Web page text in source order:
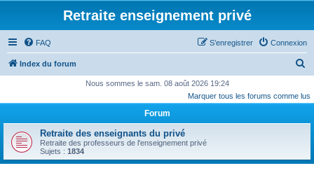
Retraite enseignement privé
FAQ Connexion
S’enregistrer
Index du forum
c
c
Nous sommes le sam. 08 août 2026 19:24
Marquer tous les forums comme lus
Forum
Retraite des enseignants du privé
Retraite des professeurs de l'enseignement privé
Sujets : 1834